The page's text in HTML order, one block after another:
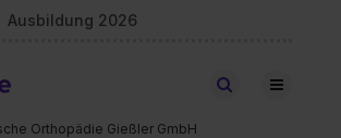
Ausbildung 2026
Stellen finden
Orthopädie Gießler GmbH